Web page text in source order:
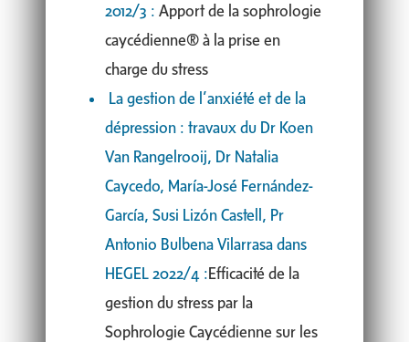
2012/3 :Apport de la sophrologie
caycédienne® à la prise en
charge du stress
La gestion de l’anxiété et de la
dépression : travaux du Dr Koen
Van Rangelrooij, Dr Natalia
Caycedo, María-José Fernández-
García, Susi Lizón Castell, Pr
Antonio Bulbena Vilarrasa dans
HEGEL 2022/4 :Efficacité de la
gestion du stress par la
Sophrologie Caycédienne sur les